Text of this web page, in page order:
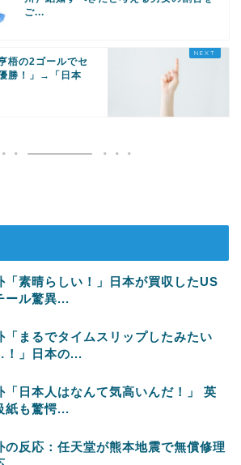
ご...
梧の2ゴールでセ
勝！」→「日本
「素晴らしい！」日本が買収したUS
ール驚異...
「まるでタイムスリップしたみたい
」日本の...
「日本人はなんて気高いんだ！」 英
紙も驚愕...
の反応：任天堂が熊本地震で無償修理